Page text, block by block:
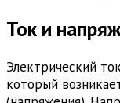
Ток и
Электрический
который